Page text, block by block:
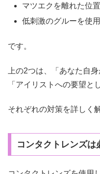
マツエクを離れた位
低刺激のグルーを使
です。
上の2つは、「あなた自
「アイリストへの要望と
それぞれの対策を詳しく
コンタクトレンズは